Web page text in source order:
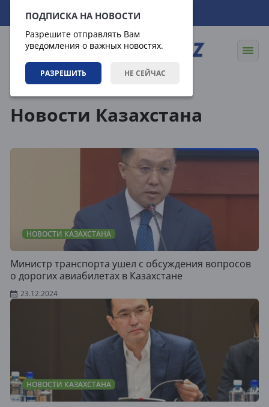
ПОДПИСКА НА НОВОСТИ
Разрешите отправлять Вам
уведомления о важных новостях.
РАЗРЕШИТЬ НЕ СЕЙЧАС
09.08.2026 08:30:24
Новости Казахстана
НОВОСТИ КАЗАХСТАНА
Министр транспорта ушел с обсуждения вопросов
о дорогих авиабилетах в Казахстане
23.12.2024
НОВОСТИ КАЗАХСТАНА